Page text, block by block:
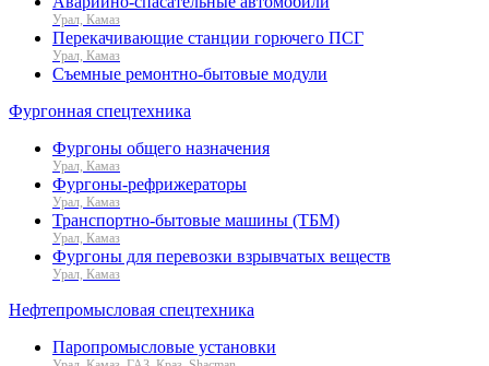
Урал, Камаз
Перекачивающие станции горючего ПСГ
Урал, Камаз
Съемные ремонтно-бытовые модули
Фургонная спецтехника
Фургоны общего назначения
Урал, Камаз
Фургоны-рефрижераторы
Урал, Камаз
Транспортно-бытовые машины (ТБМ)
Урал, Камаз
Фургоны для перевозки взрывчатых веществ
Урал, Камаз
Нефтепромысловая спецтехника
Паропромысловые установки